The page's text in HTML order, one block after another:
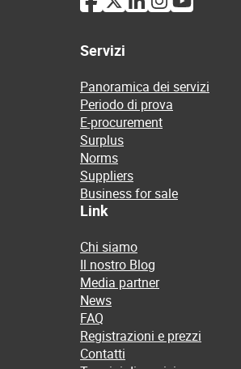
Servizi
Panoramica dei servizi
Periodo di prova
E-procurement
Surplus
Norms
Suppliers
Business for sale
Link
Chi siamo
Il nostro Blog
Media partner
News
FAQ
Registrazioni e prezzi
Contatti